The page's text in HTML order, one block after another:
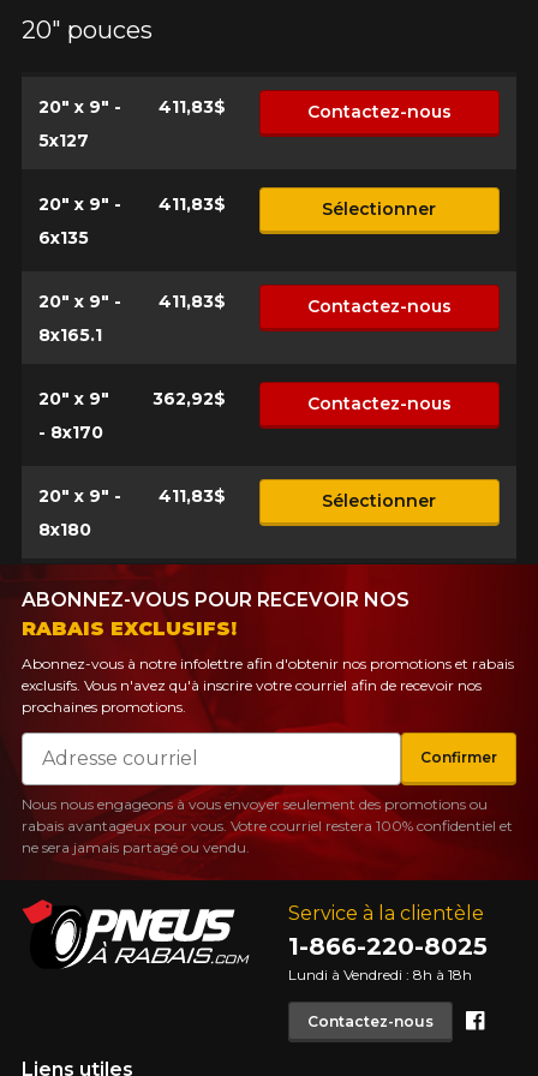
20" pouces
20" x 9" -
5x127
411,83$ Contactez-nous
20" x 9" -
6x135
411,83$ Sélectionner
20" x 9" -
8x165.1
411,83$ Contactez-nous
20" x 9"
- 8x170
362,92$ Contactez-nous
20" x 9" -
8x180
411,83$ Sélectionner
Service à la clientèle
1-866-220-8025
Lundi à Vendredi : 8h à 18h
Contactez-nous
Liens utiles
ABONNEZ-VOUS POUR RECEVOIR NOS
RABAIS EXCLUSIFS!
Abonnez-vous à notre infolettre afin d'obtenir nos promotions et rabais
exclusifs. Vous n'avez qu'à inscrire votre courriel afin de recevoir nos
prochaines promotions.
Courriel
Confirmer
Nous nous engageons à vous envoyer seulement des promotions ou
rabais avantageux pour vous. Votre courriel restera 100% confidentiel et
ne sera jamais partagé ou vendu.